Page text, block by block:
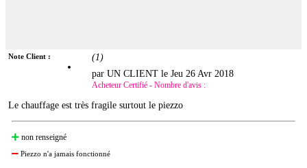
Note Client : (1)
par UN CLIENT leJeu 26 Avr 2018
Acheteur Certifié - Nombre d'avis :
Le chauffage est très fragile surtout le piezzo
non renseigné
Piezzo n'a jamais fonctionné